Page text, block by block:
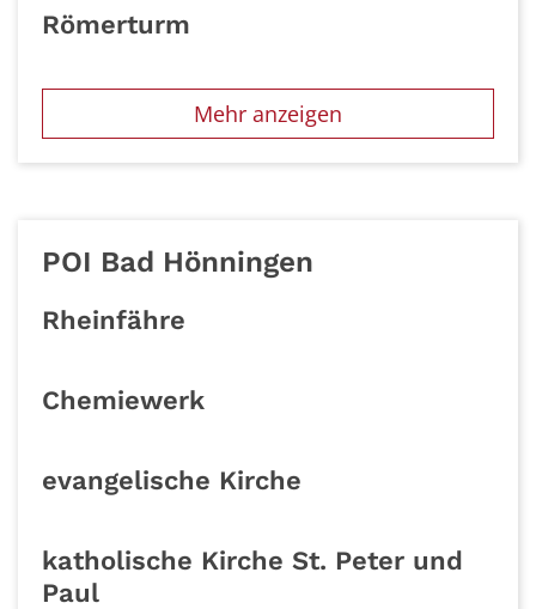
Römerturm
Mehr anzeigen
POI Bad Hönningen
Rheinfähre
Chemiewerk
evangelische Kirche
katholische Kirche St. Peter und
Paul